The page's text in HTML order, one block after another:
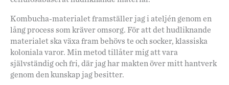
Kombucha-materialet framställer jag i ateljén genom en
lång process som kräver omsorg. För att det hudliknande
materialet ska växa fram behövs te och socker, klassiska
koloniala varor. Min metod tillåter mig att vara
självständig och fri, där jag har makten över mitt hantverk
genom den kunskap jag besitter.